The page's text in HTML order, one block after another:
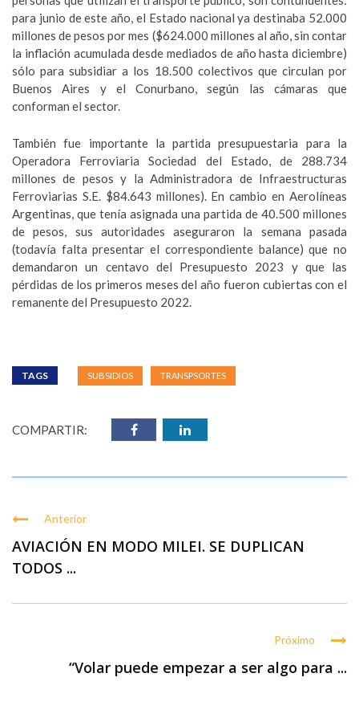
para junio de este año, el Estado nacional ya destinaba 52.000
millones de pesos por mes ($624.000 millones al año, sin contar
la inflación acumulada desde mediados de año hasta diciembre)
sólo para subsidiar a los 18.500 colectivos que circulan por
Buenos Aires y el Conurbano, según las cámaras que
conforman el sector.
También fue importante la partida presupuestaria para la
Operadora Ferroviaria Sociedad del Estado, de 288.734
millones de pesos y la Administradora de Infraestructuras
Ferroviarias S.E. $84.643 millones). En cambio en Aerolíneas
Argentinas, que tenía asignada una partida de 40.500 millones
de pesos, sus autoridades aseguraron la semana pasada
(todavía falta presentar el correspondiente balance) que no
demandaron un centavo del Presupuesto 2023 y que las
pérdidas de los primeros meses del año fueron cubiertas con el
remanente del Presupuesto 2022.
TAGS SUBSIDIOS TRANSPSORTES
COMPARTIR:
Anterior
AVIACIÓN EN MODO MILEI. SE DUPLICAN
TODOS ...
Próximo
“Volar puede empezar a ser algo para ...